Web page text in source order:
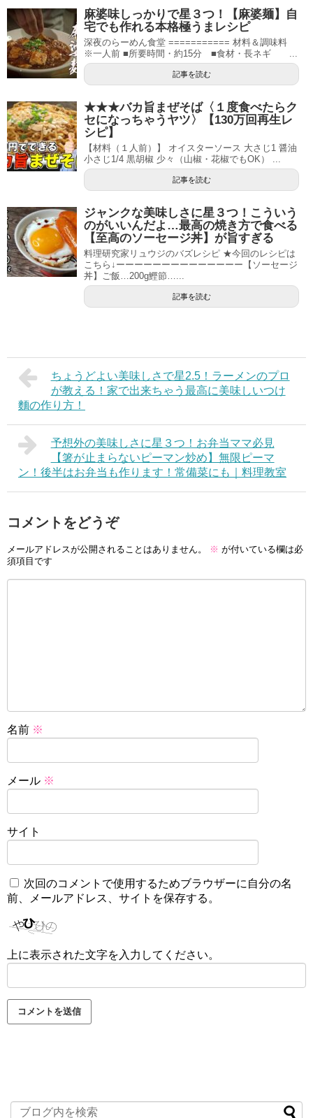
麻婆味しっかりで星３つ！【麻婆麺】自
宅でも作れる本格極うまレシピ
深夜のらーめん食堂 =========== 材料＆調味料
※一人前 ■所要時間・約15分 ■食材・長ネギ ...
記事を読む
★★★バカ旨まぜそば〈１度食べたらク
セになっちゃうヤツ〉【130万回再生レ
シピ】
【材料（１人前）】 オイスターソース 大さじ1 醤油
小さじ1/4 黒胡椒 少々（山椒・花椒でもOK） ...
記事を読む
ジャンクな美味しさに星３つ！こういう
のがいいんだよ…最高の焼き方で食べる
【至高のソーセージ丼】が旨すぎる
料理研究家リュウジのバズレシピ ★今回のレシピは
こちら↓ーーーーーーーーーーーーーー【ソーセージ
丼】ご飯…200g鰹節…...
記事を読む
ちょうどよい美味しさで星2.5！ラーメンのプロ
が教える！家で出来ちゃう最高に美味しいつけ
麵の作り方！
予想外の美味しさに星３つ！お弁当ママ必見
【箸が止まらないピーマン炒め】無限ピーマ
ン！後半はお弁当も作ります！常備菜にも｜料理教室
コメントをどうぞ
メールアドレスが公開されることはありません。 ※ が付いている欄は必
須項目です
名前 ※
メール ※
サイト
次回のコメントで使用するためブラウザーに自分の名
前、メールアドレス、サイトを保存する。
上に表示された文字を入力してください。